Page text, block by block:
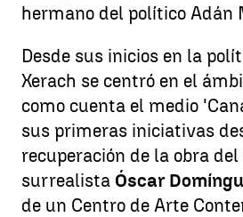
hermano del político Adán
Desde sus inicios en la
Xerach se centró en el
como cuenta el medio
sus primeras iniciativas
recuperación de la obra
surrealista Óscar
de un Centro de Arte